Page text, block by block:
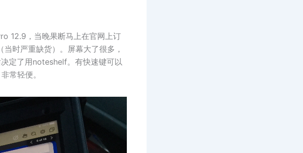
12.9，当晚果断马上在官网上订
时严重缺货）。屏幕大了很多，
定了用noteshelf。有快速键可以
常轻便。